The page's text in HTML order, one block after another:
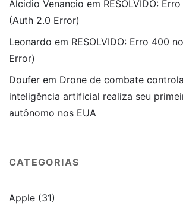
Alcidio Venancio em RESOLVIDO:
(Auth 2.0 Error)
Leonardo em RESOLVIDO: Erro 400
Error)
Doufer em Drone de combate
inteligência artificial realiza seu
autônomo nos EUA
CATEGORIAS
Apple (31)